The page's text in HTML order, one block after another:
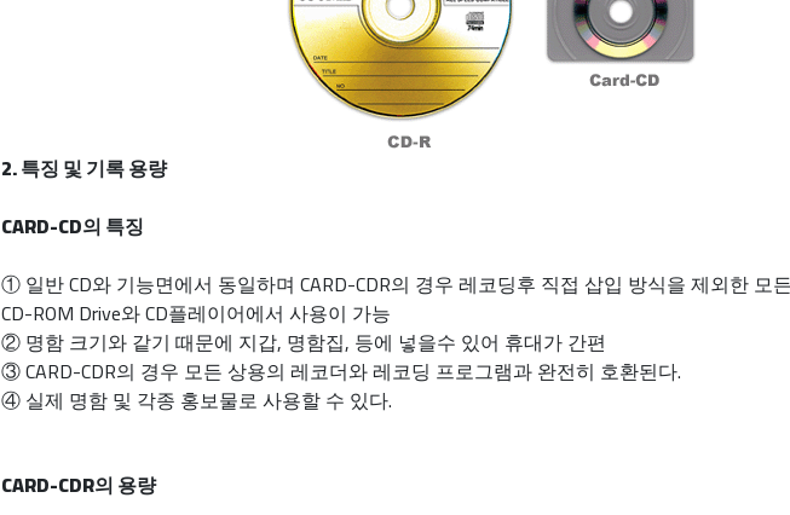
2. 특징 및 기록 용량
CARD-CD의 특징
① 일반 CD와 기능면에서 동일하며 CARD-CDR의 경우 레코딩후 직접 삽입 방식을 제외한 모
CD-ROM Drive와 CD플레이어에서 사용이 가능
② 명함 크기와 같기 때문에 지갑, 명함집, 등에 넣을수 있어 휴대가 간편
③ CARD-CDR의 경우 모든 상용의 레코더와 레코딩 프로그램과 완전히 호환된다.
④ 실제 명함 및 각종 홍보물로 사용할 수 있다.
CARD-CDR의 용량